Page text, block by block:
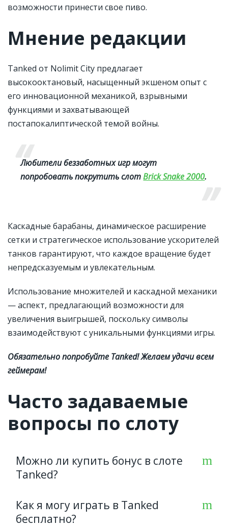
возможности принести свое пиво.
Мнение редакции
Tanked от Nolimit City предлагает
высокооктановый, насыщенный экшеном опыт с
его инновационной механикой, взрывными
функциями и захватывающей
постапокалиптической темой войны.
Любители беззаботных игр могут
попробовать покрутить слотBrick Snake 2000.
Каскадные барабаны, динамическое расширение
сетки и стратегическое использование ускорителей
танков гарантируют, что каждое вращение будет
непредсказуемым и увлекательным.
Использование множителей и каскадной механики
— аспект, предлагающий возможности для
увеличения выигрышей, поскольку символы
взаимодействуют с уникальными функциями игры.
Обязательно попробуйте Tanked! Желаем удачи всем
геймерам!
Часто задаваемые
вопросы по слоту
Можно ли купить бонус в слоте
Tanked?
Да. Кликайте на значок молнии и выбирайте
нужную функцию за определенную
Как я могу играть в Tanked
бесплатно?